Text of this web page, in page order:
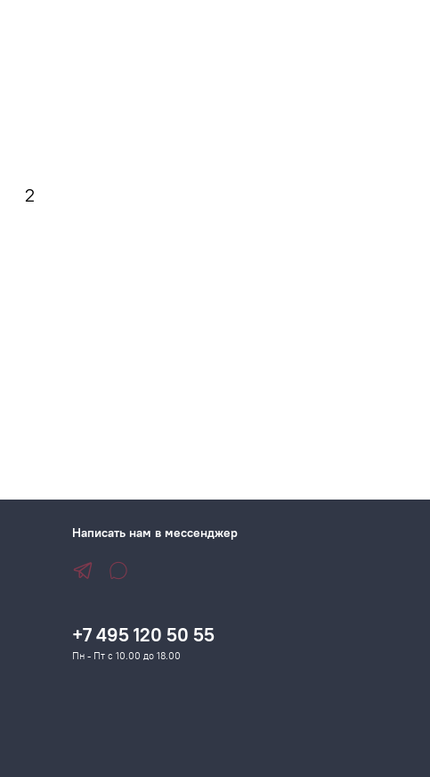
2
Написать нам в мессенджер
+7 495 120 50 55
Пн - Пт с 10.00 до 18.00